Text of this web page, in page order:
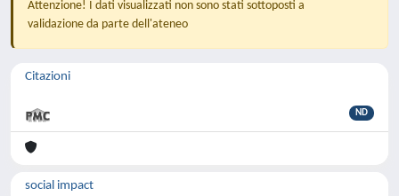
Attenzione! I dati visualizzati non sono stati sottoposti a
validazione da parte dell'ateneo
Citazioni
ND
social impact